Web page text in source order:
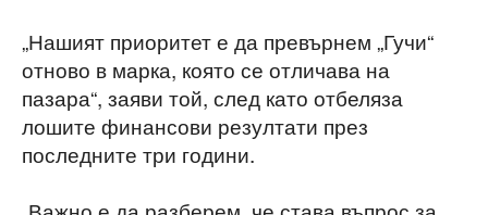
„Нашият приоритет е да превърнем „Гучи“
отново в марка, която се отличава на
пазара“, заяви той, след като отбеляза
лошите финансови резултати през
последните три години.